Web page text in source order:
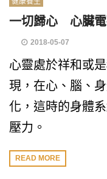
一切歸心 心臟電
2018-05-07
心靈處於祥和或
現，在心、腦、
化，這時的身體
壓力。
READ MORE